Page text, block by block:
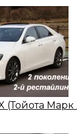
(Тойота